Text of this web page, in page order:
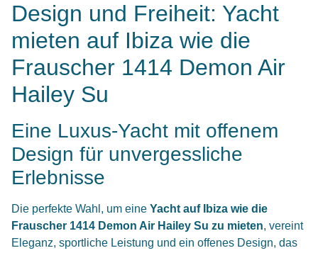
Design und Freiheit: Yacht
mieten auf Ibiza wie die
Frauscher 1414 Demon Air
Hailey Su
Eine Luxus-Yacht mit offenem
Design für unvergessliche
Erlebnisse
Die perfekte Wahl, um eine Yacht auf Ibiza wie die
Frauscher 1414 Demon Air Hailey Su zu mieten, vereint
Eleganz, sportliche Leistung und ein offenes Design, das